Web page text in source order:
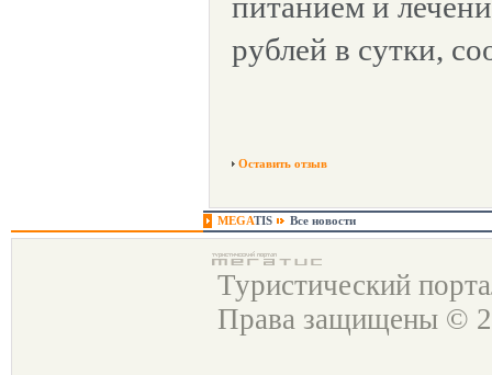
рублей в сутки,
Оставить отзыв
MEGATIS Все новости
Туристический
Права защищены ©